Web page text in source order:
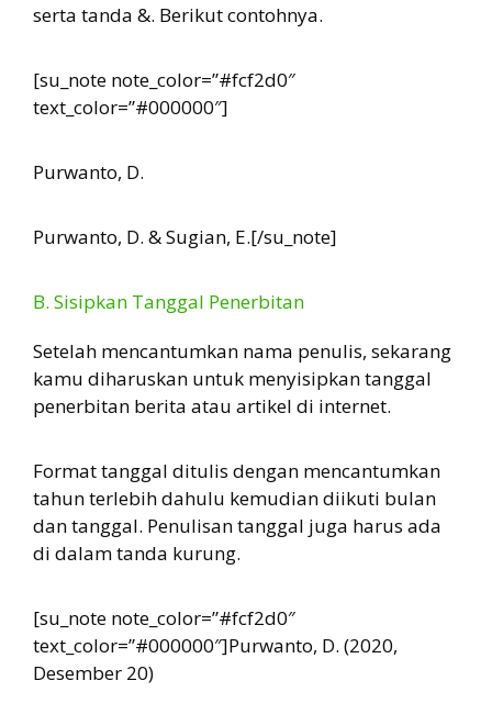
serta tanda &. Berikut contohnya.
[su_note note_color=”#fcf2d0″
text_color=”#000000″]
Purwanto, D.
Purwanto, D. & Sugian, E.[/su_note]
B. Sisipkan Tanggal Penerbitan
Setelah mencantumkan nama penulis, sekarang
kamu diharuskan untuk menyisipkan tanggal
penerbitan berita atau artikel di internet.
Format tanggal ditulis dengan mencantumkan
tahun terlebih dahulu kemudian diikuti bulan
dan tanggal. Penulisan tanggal juga harus ada
di dalam tanda kurung.
[su_note note_color=”#fcf2d0″
text_color=”#000000″]Purwanto, D. (2020,
Desember 20)